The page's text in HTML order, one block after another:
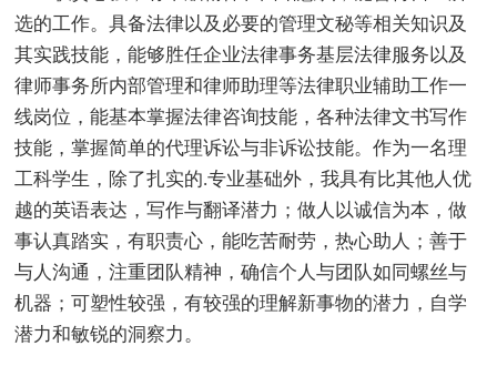
选的工作。具备法律以及必要的管理文秘等相关知识及
其实践技能，能够胜任企业法律事务基层法律服务以及
律师事务所内部管理和律师助理等法律职业辅助工作一
线岗位，能基本掌握法律咨询技能，各种法律文书写作
技能，掌握简单的代理诉讼与非诉讼技能。作为一名理
工科学生，除了扎实的.专业基础外，我具有比其他人优
越的英语表达，写作与翻译潜力；做人以诚信为本，做
事认真踏实，有职责心，能吃苦耐劳，热心助人；善于
与人沟通，注重团队精神，确信个人与团队如同螺丝与
机器；可塑性较强，有较强的理解新事物的潜力，自学
潜力和敏锐的洞察力。